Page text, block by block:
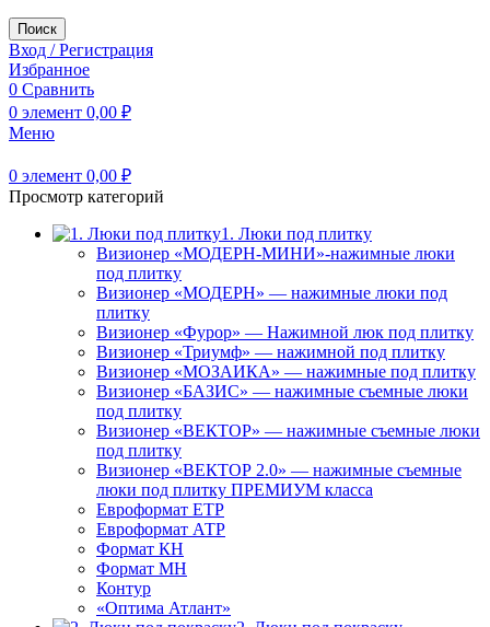
Поиск
Вход / Регистрация
Избранное
0 Сравнить
0 элемент 0,00 ₽
Меню
0 элемент 0,00 ₽
Просмотр категорий
1. Люки под плитку
Визионер «МОДЕРН-МИНИ»-нажимные люки
под плитку
Визионер «МОДЕРН» — нажимные люки под
плитку
Визионер «Фурор» — Нажимной люк под плитку
Визионер «Триумф» — нажимной под плитку
Визионер «МОЗАИКА» — нажимные под плитку
Визионер «БАЗИС» — нажимные съемные люки
под плитку
Визионер «ВЕКТОР» — нажимные съемные люки
под плитку
Визионер «ВЕКТОР 2.0» — нажимные съемные
люки под плитку ПРЕМИУМ класса
Евроформат ЕТР
Евроформат АТР
Формат КН
Формат МН
Контур
«Оптима Атлант»